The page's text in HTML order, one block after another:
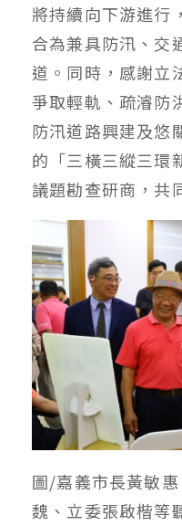
將持續向下游進行
合為兼具防汛、交
道。同時，感謝立
爭取輕軌、疏濬防
防汛道路興建及悠
的「三橫三縱三環
議題勘查研商，共
圖/嘉義市長黃敏
魏、立委張啟楷等